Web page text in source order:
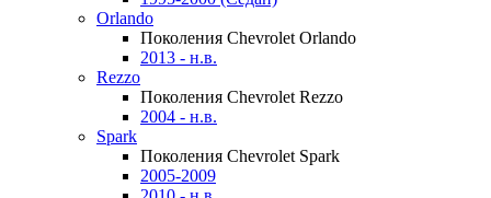
Orlando
Поколения Chevrolet Orlando
2013 - н.в.
Rezzo
Поколения Chevrolet Rezzo
2004 - н.в.
Spark
Поколения Chevrolet Spark
2005-2009